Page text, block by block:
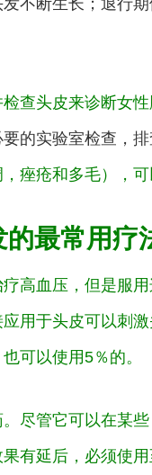
不断生长；退行
查头皮来诊断女
的实验室检查，
痤疮和多毛），可
最常用疗
高血压，但是服
用于头皮可以刺
可以使用5％的。
尽管它可以在某
有延后，必须使